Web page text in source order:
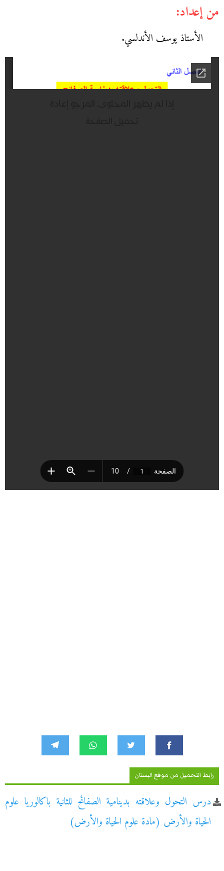
من إعداد:
الأستاذ يوسف الأندلسي.
رابط التحميل من موقع البستان
درس التحول وعلاقته بدينامية الصفائح للثانية باكالوريا علوم
الحياة والأرض (مادة علوم الحياة والأرض)